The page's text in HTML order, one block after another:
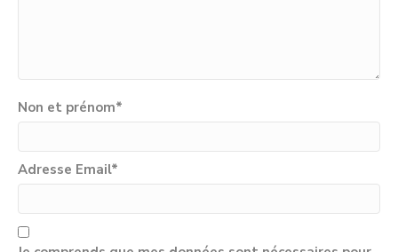
Non et prénom*
Adresse Email*